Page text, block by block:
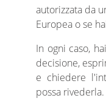
autorizzata da
Europea o se
In ogni caso,
decisione,
e chiedere
possa rivederla.